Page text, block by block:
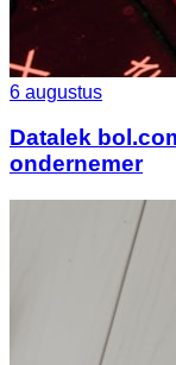
6 augustus
Datalek
ondernemer